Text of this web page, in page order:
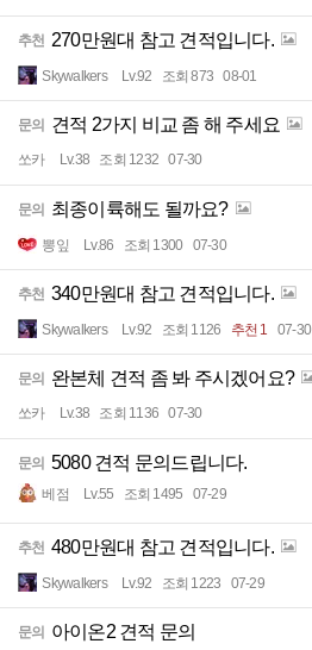
추천 270만원대 참고 견적입니다.
Skywalkers Lv.92 조회 873 08-01
문의 견적 2가지 비교 좀 해 주세요
쏘카 Lv.38 조회 1232 07-30
문의 최종이륙해도 될까요?
뽕잎 Lv.86 조회 1300 07-30
추천 340만원대 참고 견적입니다.
Skywalkers Lv.92 조회 1126 추천 1 07-30
문의 완본체 견적 좀 봐 주시겠어요?
쏘카 Lv.38 조회 1136 07-30
문의 5080 견적 문의드립니다.
베점 Lv.55 조회 1495 07-29
추천 480만원대 참고 견적입니다.
Skywalkers Lv.92 조회 1223 07-29
문의 아이온2 견적 문의